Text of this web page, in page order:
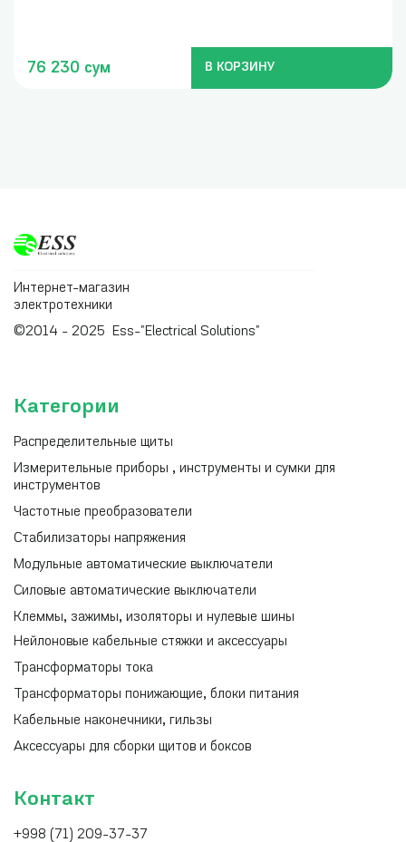
76 230 сум В КОРЗИНУ
Интернет-магазин
электротехники
©2014 - 2025 Ess-"Electrical Solutions"
Категории
Распределительные щиты
Измерительные приборы , инструменты и сумки для
инструментов
Частотные преобразователи
Стабилизаторы напряжения
Модульные автоматические выключатели
Силовые автоматические выключатели
Клеммы, зажимы, изоляторы и нулевые шины
Нейлоновые кабельные стяжки и аксессуары
Трансформаторы тока
Трансформаторы понижающие, блоки питания
Кабельные наконечники, гильзы
Аксессуары для сборки щитов и боксов
Контакт
+998 (71) 209-37-37